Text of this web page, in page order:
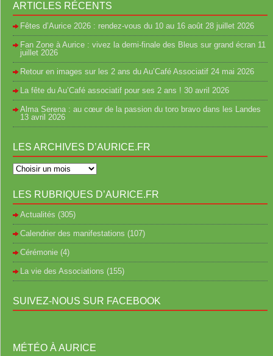
ARTICLES RÉCENTS
Fêtes d’Aurice 2026 : rendez-vous du 10 au 16 août 28 juillet 2026
Fan Zone à Aurice : vivez la demi-finale des Bleus sur grand écran 11
juillet 2026
Retour en images sur les 2 ans du Au’Café Associatif 24 mai 2026
La fête du Au’Café associatif pour ses 2 ans ! 30 avril 2026
Alma Serena : au cœur de la passion du toro bravo dans les Landes
13 avril 2026
LES ARCHIVES D’AURICE.FR
LES RUBRIQUES D’AURICE.FR
Actualités (305)
Calendrier des manifestations (107)
Cérémonie (4)
La vie des Associations (155)
SUIVEZ-NOUS SUR FACEBOOK
MÉTÉO À AURICE